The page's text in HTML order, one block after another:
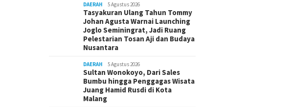
DAERAH 5 Agustus 2026
Tasyakuran Ulang Tahun Tommy
Johan Agusta Warnai Launching
Joglo Seminingrat, Jadi Ruang
Pelestarian Tosan Aji dan Budaya
Nusantara
DAERAH 5 Agustus 2026
Sultan Wonokoyo, Dari Sales
Bumbu hingga Penggagas Wisata
Juang Hamid Rusdi di Kota
Malang